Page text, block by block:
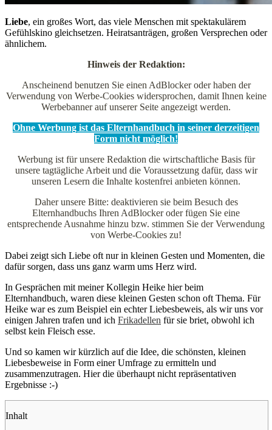
Liebe, ein großes Wort, das viele Menschen mit spektakulärem
Gefühlskino gleichsetzen. Heiratsanträgen, großen Versprechen oder
ähnlichem.
Hinweis der Redaktion:
Anscheinend benutzen Sie einen AdBlocker oder haben der
Verwendung von Werbe-Cookies widersprochen, damit Ihnen keine
Werbebanner auf unserer Seite angezeigt werden.
Ohne Werbung ist das Elternhandbuch in seiner derzeitigen
Form nicht möglich!
Werbung ist für unsere Redaktion die wirtschaftliche Basis für
unsere tagtägliche Arbeit und die Voraussetzung dafür, dass wir
unseren Lesern die Inhalte kostenfrei anbieten können.
Daher unsere Bitte: deaktivieren sie beim Besuch des
Elternhandbuchs Ihren AdBlocker oder fügen Sie eine
entsprechende Ausnahme hinzu bzw. stimmen Sie der Verwendung
von Werbe-Cookies zu!
Dabei zeigt sich Liebe oft nur in kleinen Gesten und Momenten, die
dafür sorgen, dass uns ganz warm ums Herz wird.
In Gesprächen mit meiner Kollegin Heike hier beim
Elternhandbuch, waren diese kleinen Gesten schon oft Thema. Für
Heike war es zum Beispiel ein echter Liebesbeweis, als wir uns vor
einigen Jahren trafen und ich Frikadellen für sie briet, obwohl ich
selbst kein Fleisch esse.
Und so kamen wir kürzlich auf die Idee, die schönsten, kleinen
Liebesbeweise in Form einer Umfrage zu ermitteln und
zusammenzutragen. Hier die überhaupt nicht repräsentativen
Ergebnisse :-)
Inhalt